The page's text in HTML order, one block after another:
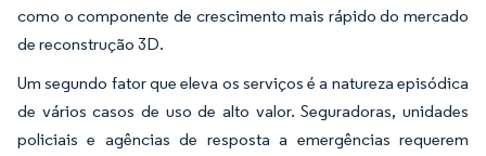
como o componente de crescimento mais rápido do mercado
de reconstrução 3D.
Um segundo fator que eleva os serviços é a natureza episódica
de vários casos de uso de alto valor. Seguradoras, unidades
policiais e agências de resposta a emergências requerem